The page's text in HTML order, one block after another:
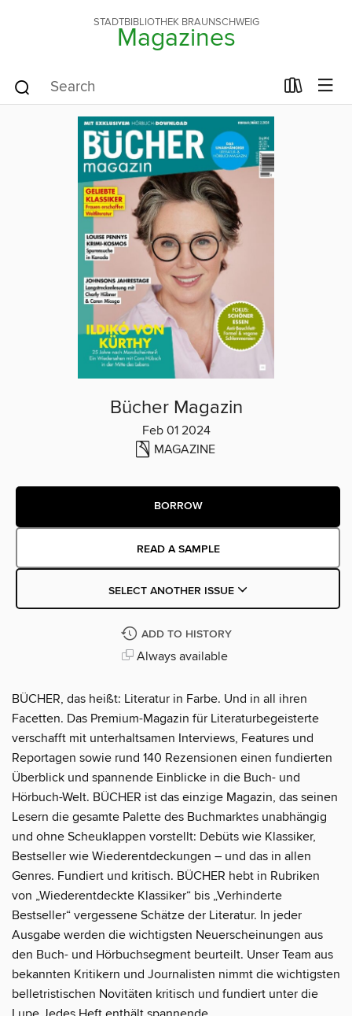
STADTBIBLIOTHEK BRAUNSCHWEIG
Magazines
Bücher Magazin
Feb 01 2024
MAGAZINE
BORROW
READ A SAMPLE
SELECT ANOTHER ISSUE
ADD TO HISTORY
Always available
BÜCHER, das heißt: Literatur in Farbe. Und in all ihren
Facetten. Das Premium-Magazin für Literaturbegeisterte
verschafft mit unterhaltsamen Interviews, Features und
Reportagen sowie rund 140 Rezensionen einen fundierten
Überblick und spannende Einblicke in die Buch- und
Hörbuch-Welt. BÜCHER ist das einzige Magazin, das seinen
Lesern die gesamte Palette des Buchmarktes unabhängig
und ohne Scheuklappen vorstellt: Debüts wie Klassiker,
Bestseller wie Wiederentdeckungen – und das in allen
Genres. Fundiert und kritisch. BÜCHER hebt in Rubriken
von „Wiederentdeckte Klassiker“ bis „Verhinderte
Bestseller“ vergessene Schätze der Literatur. In jeder
Ausgabe werden die wichtigsten Neuerscheinungen aus
den Buch- und Hörbuchsegment beurteilt. Unser Team aus
bekannten Kritikern und Journalisten nimmt die wichtigsten
belletristischen Novitäten kritisch und fundiert unter die